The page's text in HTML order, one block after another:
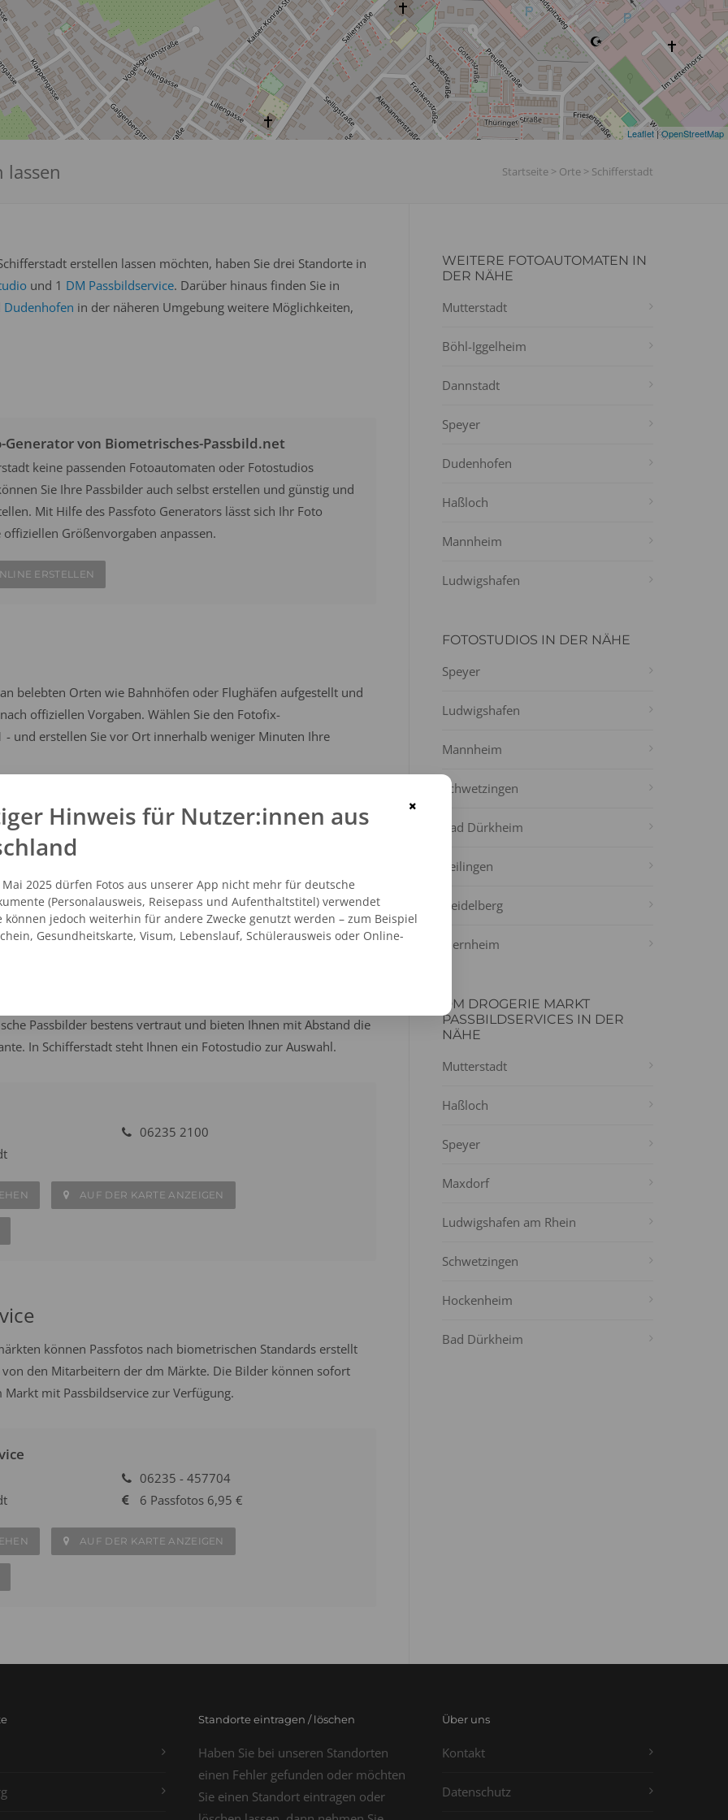
Leaflet|OpenStreetMap
lassen Startseite > Orte > Schifferstadt
erstellen lassen möchten, haben Sie drei Standorte in
und 1 DM Passbildservice. Darüber hinaus finden Sie in
Dudenhofen in der näheren Umgebung weitere Möglichkeiten,
Generator von Biometrisches-Passbild.net
keine passenden Fotoautomaten oder Fotostudios
Sie Ihre Passbilder auch selbst erstellen und günstig und
Mit Hilfe des Passfoto Generators lässt sich Ihr Foto
Größenvorgaben anpassen.
ERSTELLEN
belebten Orten wie Bahnhöfen oder Flughäfen aufgestellt und
offiziellen Vorgaben. Wählen Sie den Fotofix-
und erstellen Sie vor Ort innerhalb weniger Minuten Ihre
Schifferstadt Kaufland
AUF DER KARTE ANZEIGEN
Passbilder bestens vertraut und bieten Ihnen mit Abstand die
In Schifferstadt steht Ihnen ein Fotostudio zur Auswahl.
06235 2100
AUF DER KARTE ANZEIGEN
können Passfotos nach biometrischen Standards erstellt
den Mitarbeitern der dm Märkte. Die Bilder können sofort
mit Passbildservice zur Verfügung.
06235 - 457704
6 Passfotos 6,95 €
AUF DER KARTE ANZEIGEN
WEITERE FOTOAUTOMATEN IN
DER NÄHE
Mutterstadt
Böhl-Iggelheim
Dannstadt
Speyer
Dudenhofen
Haßloch
Mannheim
Ludwigshafen
FOTOSTUDIOS IN DER NÄHE
Speyer
Ludwigshafen
Mannheim
Schwetzingen
Bad Dürkheim
Reilingen
Heidelberg
Viernheim
DM DROGERIE MARKT
PASSBILDSERVICES IN DER
NÄHE
Mutterstadt
Haßloch
Speyer
Maxdorf
Ludwigshafen am Rhein
Schwetzingen
Hockenheim
Bad Dürkheim
Standorte eintragen / löschen
Haben Sie bei unseren Standorten
einen Fehler gefunden oder möchten
Sie einen Standort eintragen oder
Über uns
Kontakt
Datenschutz
×
Hinweis für Nutzer:innen aus
Mai 2025 dürfen Fotos aus unserer App nicht mehr für deutsche
(Personalausweis, Reisepass und Aufenthaltstitel) verwendet
können jedoch weiterhin für andere Zwecke genutzt werden – zum Beispiel
Gesundheitskarte, Visum, Lebenslauf, Schülerausweis oder Online-